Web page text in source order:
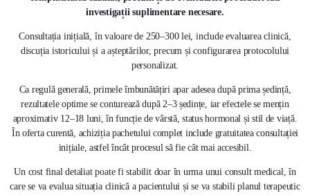
investigații suplimentare necesare.
Consultația inițială, în valoare de 250–300 lei, include evaluarea clinică,
discuția istoricului și a așteptărilor, precum și configurarea protocolului
personalizat.
Ca regulă generală, primele îmbunătățiri apar adesea după prima ședință,
rezultatele optime se conturează după 2–3 ședințe, iar efectele se mențin
aproximativ 12–18 luni, în funcție de vârstă, status hormonal și stil de viață.
În oferta curentă, achiziția pachetului complet include gratuitatea consultației
inițiale, astfel încât procesul să fie cât mai accesibil.
Un cost final detaliat poate fi stabilit doar în urma unui consult medical, în
care se va evalua situația clinică a pacientului și se va stabili planul terapeutic